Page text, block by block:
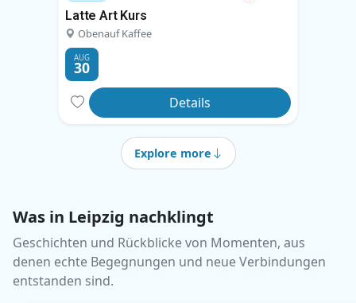
Latte Art Kurs
Obenauf Kaffee
AUG
30
Details
Explore more
Was in Leipzig nachklingt
Geschichten und Rückblicke von Momenten, aus
denen echte Begegnungen und neue Verbindungen
entstanden sind.